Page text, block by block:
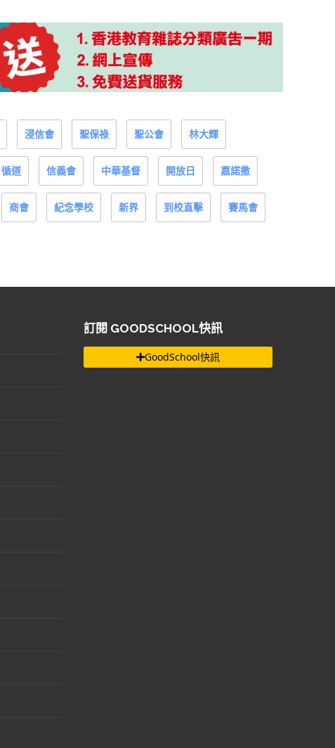
浸信會 聖保祿 聖公會 林大輝
循道 信義會 中華基督 開放日 嘉諾撒
商會 紀念學校 新界 到校直擊 賽馬會
訂閱 GOODSCHOOL快訊
GoodSchool快訊